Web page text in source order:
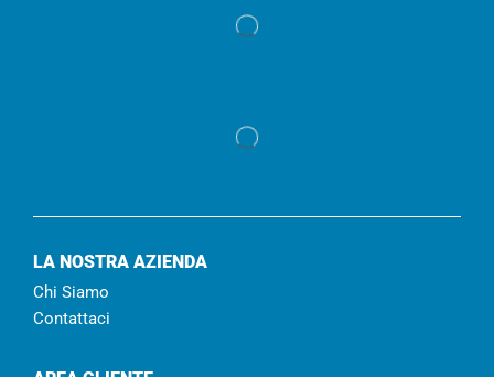
LA NOSTRA AZIENDA
Chi Siamo
Contattaci